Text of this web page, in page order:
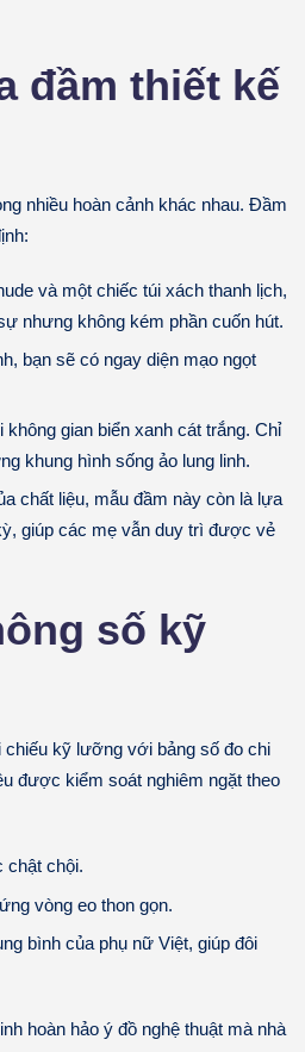
đầm thiết kế
nhiều hoàn cảnh khác nhau. Đầm
và một chiếc túi xách thanh lịch,
nhưng không kém phần cuốn hút.
bạn sẽ có ngay diện mạo ngọt
gian biển xanh cát trắng. Chỉ
khung hình sống ảo lung linh.
chất liệu, mẫu đầm này còn là lựa
giúp các mẹ vẫn duy trì được vẻ
số kỹ
chiếu kỹ lưỡng với bảng số đo chi
được kiểm soát nghiêm ngặt theo
chật chội.
vòng eo thon gọn.
bình của phụ nữ Việt, giúp đôi
hoàn hảo ý đồ nghệ thuật mà nhà